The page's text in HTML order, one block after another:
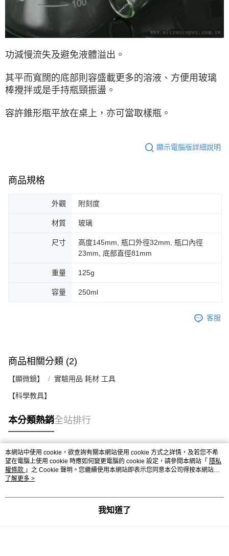
功減慢流失及避免液體溢出。
其平而寬闊的底部則容盛載更多的溶液、方便用玻璃
棒攪拌或是手持瓶頸振盪。
容許錐形瓶平放在桌上，亦可當取樣瓶。
顯示電腦版詳細說明
商品規格
外觀 附刻度
材質 玻璃
尺寸
高度145mm, 瓶口外徑32mm, 瓶口內徑
23mm, 底部直徑81mm
重量 125g
容量 250ml
客服
商品相關分類 (2)
【顯微鏡】 實驗用品 耗材 工具
【科學教具】
本分類熱銷全站排行
熱門標籤
本網站中使用 cookie，欲查詢有關本網站使用 cookie 方式之詳情，及若您不希
望在電腦上使用 cookie 時應如何變更電腦的 cookie 設定，請參閱本網站「 隱私
權條款 」之 Cookie 聲明。您繼續使用本網站即表示您同意本公司得按本網站使
用條款之 Cookie 聲明使用 cookie。
了解更多 >
我知道了